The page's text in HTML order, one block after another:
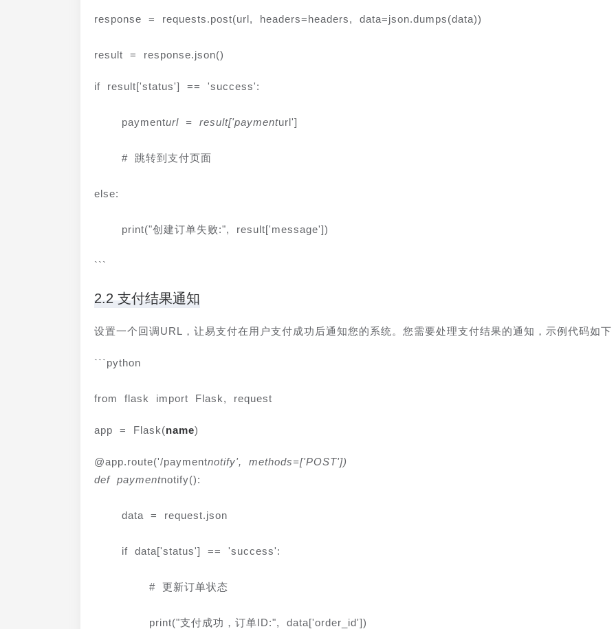
response = requests.post(url, headers=headers, data=json.dumps(data))
result = response.json()
if result['status'] == 'success':
    payment
url = result['paymenturl']
    # 跳转到支付页面
else:
    print("创建订单失败:", result['message'])
```
2.2 支付结果通知
设置一个回调URL，让易支付在用户支付成功后通知您的系统。您需要处理支付结果的通知，示例代码如下
```python
from flask import Flask, request
app = Flask(name)
@app.route('/paymentnotify', methods=['POST'])
def paymentnotify():
    data = request.json
    if data['status'] == 'success':
        # 更新订单状态
        print("支付成功，订单ID:", data['order_id'])